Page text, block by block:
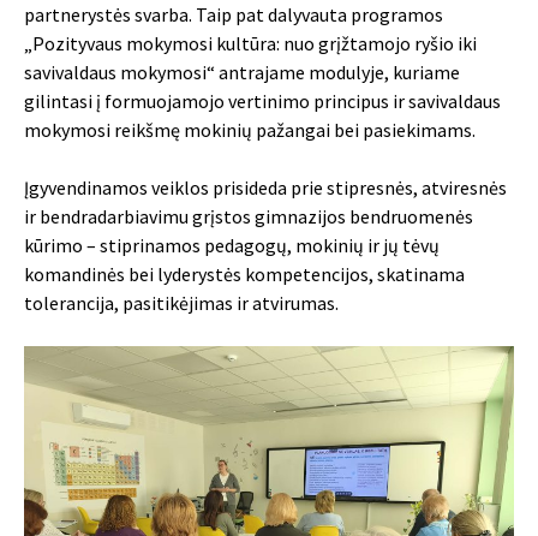
partnerystės svarba. Taip pat dalyvauta programos
„Pozityvaus mokymosi kultūra: nuo grįžtamojo ryšio iki
savivaldaus mokymosi“ antrajame modulyje, kuriame
gilintasi į formuojamojo vertinimo principus ir savivaldaus
mokymosi reikšmę mokinių pažangai bei pasiekimams.
Įgyvendinamos veiklos prisideda prie stipresnės, atviresnės
ir bendradarbiavimu grįstos gimnazijos bendruomenės
kūrimo – stiprinamos pedagogų, mokinių ir jų tėvų
komandinės bei lyderystės kompetencijos, skatinama
tolerancija, pasitikėjimas ir atvirumas.